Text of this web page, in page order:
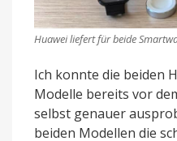
Huawei liefert für beide
Ich konnte die beiden
Modelle bereits vor
selbst genauer
beiden Modellen die